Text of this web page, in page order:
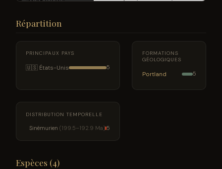
Répartition
PRINCIPAUX PAYS
🇺🇸 États-Unis 5
FORMATIONS
GÉOLOGIQUES
Portland 5
DISTRIBUTION TEMPORELLE
Sinémurien (199.5–192.9 Ma) 5
Espèces (4)